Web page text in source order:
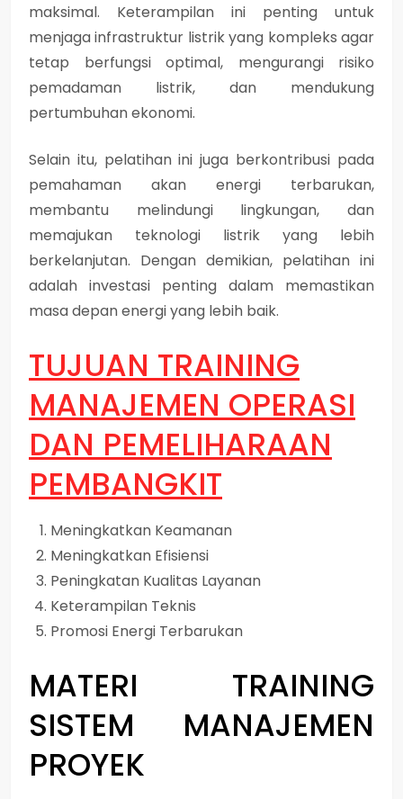
maksimal. Keterampilan ini penting untuk
menjaga infrastruktur listrik yang kompleks agar
tetap berfungsi optimal, mengurangi risiko
pemadaman listrik, dan mendukung
pertumbuhan ekonomi.
Selain itu, pelatihan ini juga berkontribusi pada
pemahaman akan energi terbarukan,
membantu melindungi lingkungan, dan
memajukan teknologi listrik yang lebih
berkelanjutan. Dengan demikian, pelatihan ini
adalah investasi penting dalam memastikan
masa depan energi yang lebih baik.
TUJUAN TRAINING
MANAJEMEN OPERASI
DAN PEMELIHARAAN
PEMBANGKIT
Meningkatkan Keamanan
Meningkatkan Efisiensi
Peningkatan Kualitas Layanan
Keterampilan Teknis
Promosi Energi Terbarukan
MATERI TRAINING
SISTEM MANAJEMEN
PROYEK